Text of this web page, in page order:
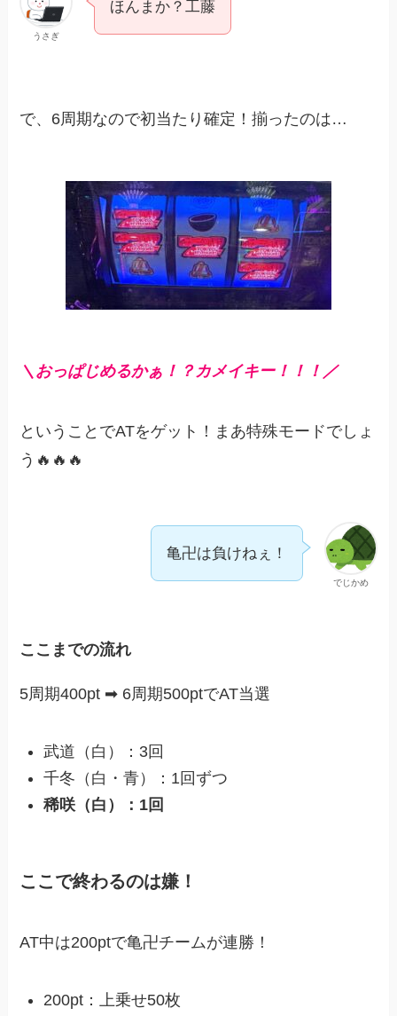
うさぎ
ほんまか？工藤
で、6周期なので初当たり確定！揃ったのは…
＼おっぱじめるかぁ！？カメイキー！！！／
ということでATをゲット！まあ特殊モードでしょ
う🔥🔥🔥
でじかめ
亀卍は負けねぇ！
ここまでの流れ
5周期400pt ➡︎ 6周期500ptでAT当選
武道（白）：3回
千冬（白・青）：1回ずつ
稀咲（白）：1回
ここで終わるのは嫌！
AT中は200ptで亀卍チームが連勝！
200pt：上乗せ50枚